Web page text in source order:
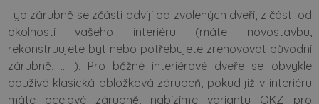
Typ zárubně se zčásti odvíjí od zvolených dveří, z části od
okolností vašeho interiéru (máte novostavbu,
rekonstruujete byt nebo potřebujete zrenovovat původní
zárubně, ... ). Pro běžné interiérové dveře se obvykle
používá klasická obložková zárubeň, pokud již v interiéru
máte ocelové zárubně, nabízíme variantu OKZ pro